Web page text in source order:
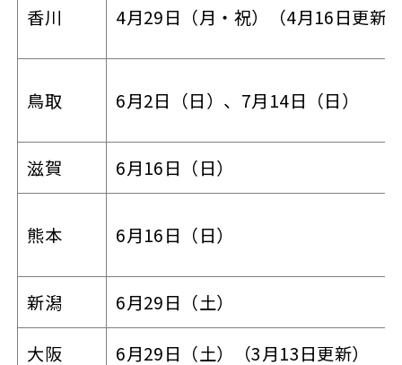
香川 4月29日（月・祝）（4月16日更新
鳥取 6月2日（日）、7月14日（日）
滋賀 6月16日（日）
熊本 6月16日（日）
新潟 6月29日（土）
大阪 6月29日（土）（3月13日更新）